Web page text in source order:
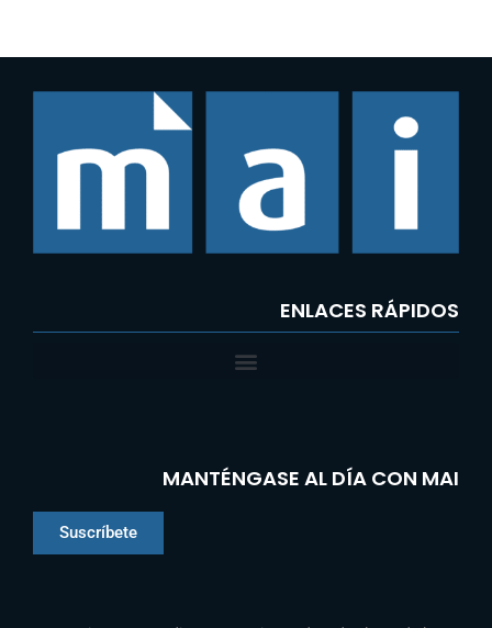
ENLACES RÁPIDOS
MANTÉNGASE AL DÍA CON MAI
Suscríbete